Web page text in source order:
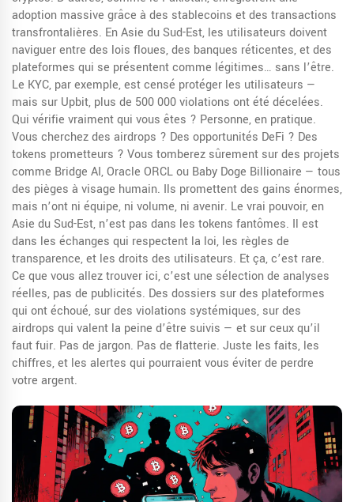
adoption massive grâce à des stablecoins et des transactions
transfrontalières. En Asie du Sud-Est, les utilisateurs doivent
naviguer entre des lois floues, des banques réticentes, et des
plateformes qui se présentent comme légitimes… sans l’être.
Le KYC, par exemple, est censé protéger les utilisateurs —
mais sur Upbit, plus de 500 000 violations ont été décelées.
Qui vérifie vraiment qui vous êtes ? Personne, en pratique.
Vous cherchez des airdrops ? Des opportunités DeFi ? Des
tokens prometteurs ? Vous tomberez sûrement sur des projets
comme Bridge AI, Oracle ORCL ou Baby Doge Billionaire — tous
des pièges à visage humain. Ils promettent des gains énormes,
mais n’ont ni équipe, ni volume, ni avenir. Le vrai pouvoir, en
Asie du Sud-Est, n’est pas dans les tokens fantômes. Il est
dans les échanges qui respectent la loi, les règles de
transparence, et les droits des utilisateurs. Et ça, c’est rare.
Ce que vous allez trouver ici, c’est une sélection de analyses
réelles, pas de publicités. Des dossiers sur des plateformes
qui ont échoué, sur des violations systémiques, sur des
airdrops qui valent la peine d’être suivis — et sur ceux qu’il
faut fuir. Pas de jargon. Pas de flatterie. Juste les faits, les
chiffres, et les alertes qui pourraient vous éviter de perdre
votre argent.